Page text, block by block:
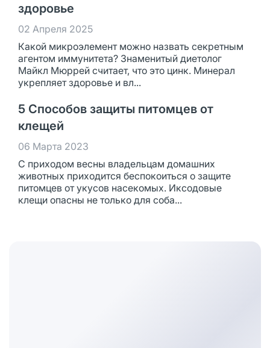
здоровье
02 Апреля 2025
Какой микроэлемент можно назвать секретным
агентом иммунитета? Знаменитый диетолог
Майкл Мюррей считает, что это цинк. Минерал
укрепляет здоровье и вл...
5 Способов защиты питомцев от
клещей
06 Марта 2023
С приходом весны владельцам домашних
животных приходится беспокоиться о защите
питомцев от укусов насекомых. Иксодовые
клещи опасны не только для соба...